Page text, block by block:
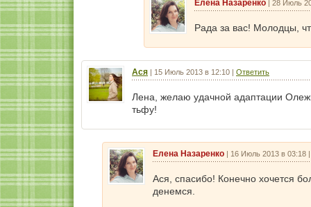
Елена Назаренко | 28 Июль
Рада за вас! Молодцы,
Ася | 15 Июль 2013 в 12:10 | Ответить
Лена, желаю удачной адаптации
тьфу!
Елена Назаренко | 16 Июль 2013 в 03:18
Ася, спасибо! Конечно хочется
денемся.